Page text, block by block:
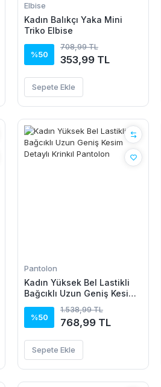
Elbise
Kadın Balıkçı Yaka Mini
Triko Elbise
%50
708,99 TL
353,99 TL
Sepete Ekle
Pantolon
Kadın Yüksek Bel Lastikli
Bağcıklı Uzun Geniş Kesim
%50
1.538,99 TL
768,99 TL
Sepete Ekle